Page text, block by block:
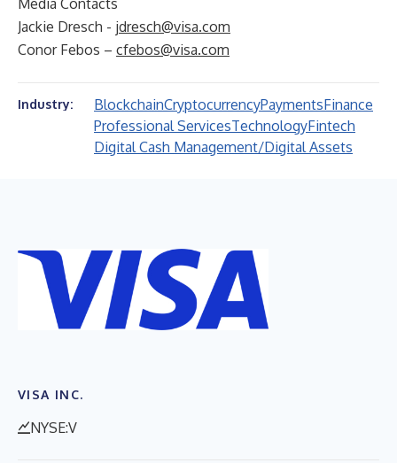
Media Contacts
Jackie Dresch - jdresch@visa.com
Conor Febos – cfebos@visa.com
Industry: BlockchainCryptocurrencyPaymentsFinance
Professional ServicesTechnologyFintech
Digital Cash Management/Digital Assets
VISA INC.
NYSE:V